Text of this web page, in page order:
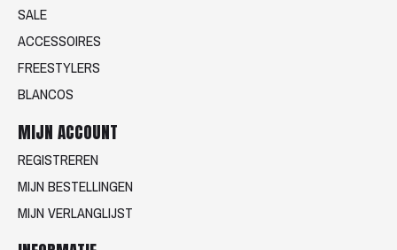
SALE
ACCESSOIRES
FREESTYLERS
BLANCOS
MIJN ACCOUNT
REGISTREREN
MIJN BESTELLINGEN
MIJN VERLANGLIJST